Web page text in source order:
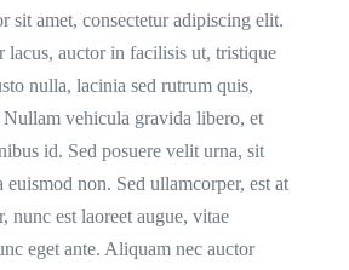
sit amet, consectetur adipiscing elit.
lacus, auctor in facilisis ut, tristique
nulla, lacinia sed rutrum quis,
vehicula gravida libero, et
id. Sed posuere velit urna, sit
non. Sed ullamcorper, est at
nunc est laoreet augue, vitae
eget ante. Aliquam nec auctor